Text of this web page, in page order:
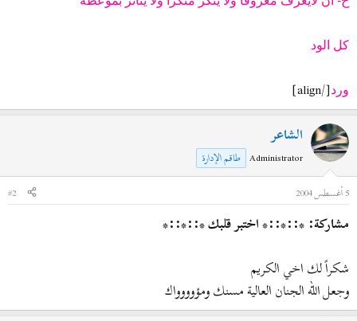
كل الود
ورد[/align]
الشاعر
Administrator طاقم الإدارة
5 أغسطس 2004
#2
مشاركة: *::*::* اختبر قلبك *::*::*
شكراً لك اخي الكريم
وجعل الله الجنان العالية مسنك ومؤوووواك